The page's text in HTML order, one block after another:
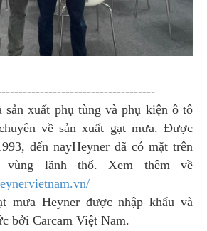
xuất phụ tùng và phụ kiện ô tô
về sản xuất gạt mưa. Được
đến nayHeyner đã có mặt trên
lãnh thổ. Xem thêm về
mưa Heyner được nhập khẩu và
bởi Carcam Việt Nam.